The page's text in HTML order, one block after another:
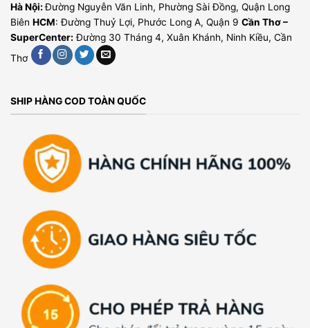
Hà Nội:Đường Nguyễn Văn Linh, Phường Sài Đồng, Quận Long
Biên HCM: Đường Thuỷ Lợi, Phước Long A, Quận 9 Cần Thơ –
SuperCenter: Đường 30 Tháng 4, Xuân Khánh, Ninh Kiều, Cần
Thơ
SHIP HÀNG COD TOÀN QUỐC